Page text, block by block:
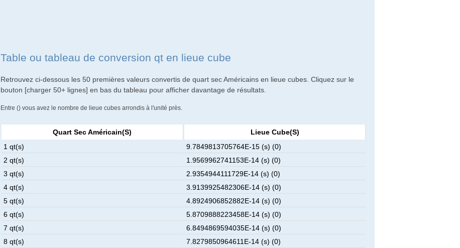
Table ou tableau de conversion qt en lieue cube
Retrouvez ci-dessous les 50 premières valeurs convertis de quart sec Américains en lieue cubes. Cliquez sur le
bouton [charger 50+ lignes] en bas du tableau pour afficher davantage de résultats.
Entre () vous avez le nombre de lieue cubes arrondis à l'unité près.
Quart Sec Américain(s)
Lieue Cube(s)
1 qt(s)
9.7849813705764E-15 (s) (0)
2 qt(s)
1.9569962741153E-14 (s) (0)
3 qt(s)
2.9354944111729E-14 (s) (0)
4 qt(s)
3.9139925482306E-14 (s) (0)
5 qt(s)
4.8924906852882E-14 (s) (0)
6 qt(s)
5.8709888223458E-14 (s) (0)
7 qt(s)
6.8494869594035E-14 (s) (0)
8 qt(s)
7.8279850964611E-14 (s) (0)